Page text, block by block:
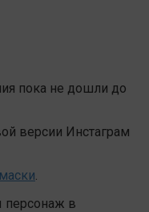
пока не дошли до
версии Инстаграм
персонаж в